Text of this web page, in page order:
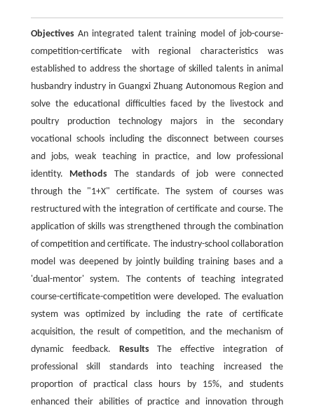
ObjectivesAn integrated talent training model of job-course-
competition-certificate with regional characteristics was
established to address the shortage of skilled talents in animal
husbandry industry in Guangxi Zhuang Autonomous Region and
solve the educational difficulties faced by the livestock and
poultry production technology majors in the secondary
vocational schools including the disconnect between courses
and jobs, weak teaching in practice, and low professional
identity. Methods The standards of job were connected
through the "1+X" certificate. The system of courses was
restructured with the integration of certificate and course. The
application of skills was strengthened through the combination
of competition and certificate. The industry-school collaboration
model was deepened by jointly building training bases and a
'dual-mentor' system. The contents of teaching integrated
course-certificate-competition were developed. The evaluation
system was optimized by including the rate of certificate
acquisition, the result of competition, and the mechanism of
dynamic feedback. ResultsThe effective integration of
professional skill standards into teaching increased the
proportion of practical class hours by 15%, and students
enhanced their abilities of practice and innovation through